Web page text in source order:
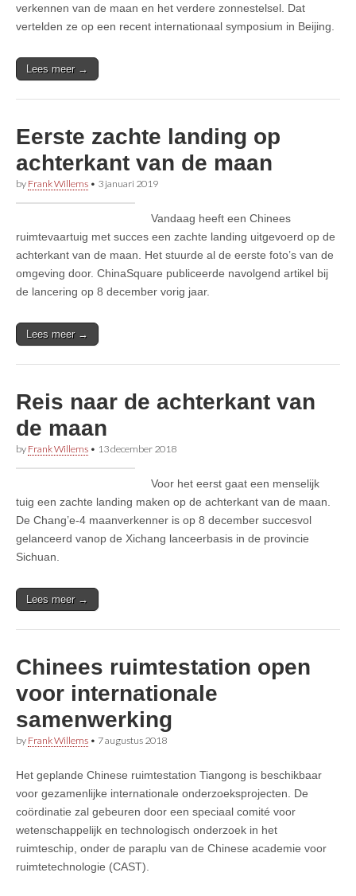
verkennen van de maan en het verdere zonnestelsel. Dat
vertelden ze op een recent internationaal symposium in Beijing.
Lees meer →
Eerste zachte landing op
achterkant van de maan
by Frank Willems • 3 januari 2019
Vandaag heeft een Chinees
ruimtevaartuig met succes een zachte landing uitgevoerd op de
achterkant van de maan. Het stuurde al de eerste foto’s van de
omgeving door. ChinaSquare publiceerde navolgend artikel bij
de lancering op 8 december vorig jaar.
Lees meer →
Reis naar de achterkant van
de maan
by Frank Willems • 13 december 2018
Voor het eerst gaat een menselijk
tuig een zachte landing maken op de achterkant van de maan.
De Chang’e-4 maanverkenner is op 8 december succesvol
gelanceerd vanop de Xichang lanceerbasis in de provincie
Sichuan.
Lees meer →
Chinees ruimtestation open
voor internationale
samenwerking
by Frank Willems • 7 augustus 2018
Het geplande Chinese ruimtestation Tiangong is beschikbaar
voor gezamenlijke internationale onderzoeksprojecten. De
coördinatie zal gebeuren door een speciaal comité voor
wetenschappelijk en technologisch onderzoek in het
ruimteschip, onder de paraplu van de Chinese academie voor
ruimtetechnologie (CAST).